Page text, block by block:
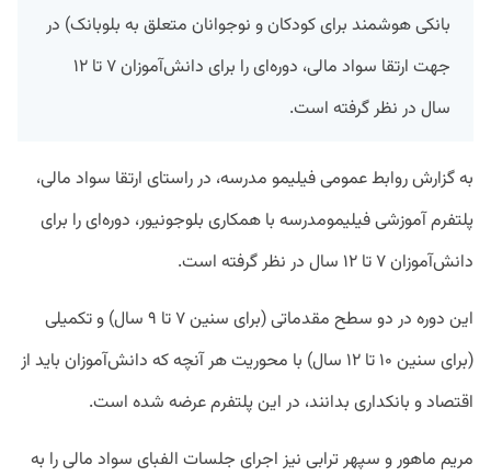
بانکی هوشمند برای کودکان و نوجوانان متعلق به بلوبانک) در
جهت ارتقا سواد مالی، دوره‌ای را برای دانش‌آموزان ۷ تا ۱۲
سال در نظر گرفته است.
به گزارش روابط عمومی فیلیمو مدرسه، در راستای ارتقا سواد مالی،
پلتفرم آموزشی فیلیمومدرسه با همکاری بلوجونیور، دوره‌ای را برای
دانش‌آموزان ۷ تا ۱۲ سال در نظر گرفته است.
این دوره در دو سطح مقدماتی (برای سنین ۷ تا ۹ سال) و تکمیلی
(برای سنین ۱۰ تا ۱۲ سال) با محوریت هر آنچه که دانش‌آموزان باید از
اقتصاد و بانکداری بدانند، در این پلتفرم عرضه شده است.
مریم ماهور و سپهر ترابی نیز اجرای جلسات الفبای سواد مالی را به